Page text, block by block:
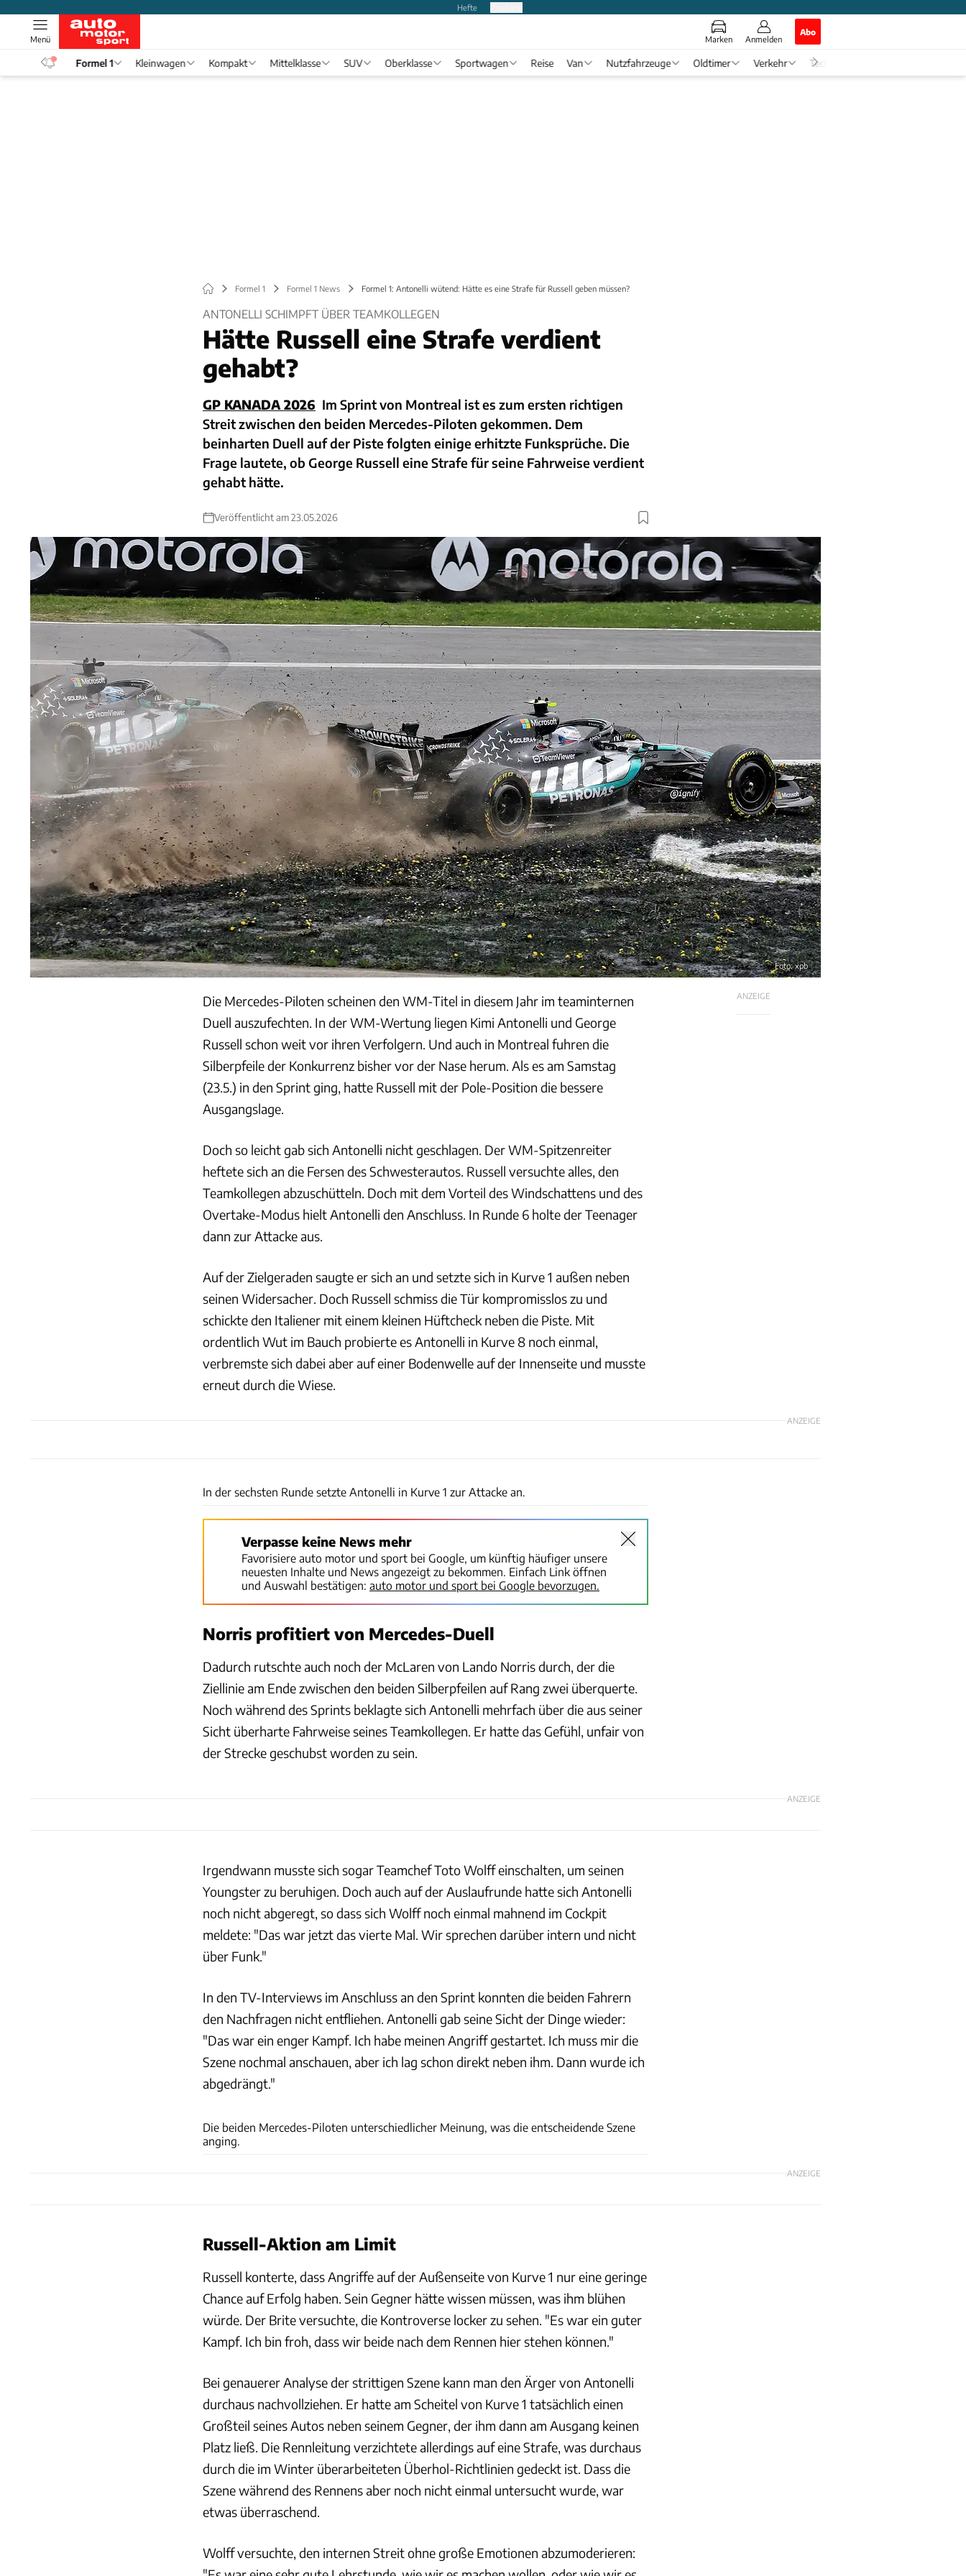
Hefte
Marken Anmelden
Abo
Menü
Formel 1 Kleinwagen Kompakt Mittelklasse SUV Oberklasse Sportwagen Reise Van Nutzfahrzeuge Oldtimer Verkehr Tech & Zukunft
Formel 1 Formel 1 News Formel 1: Antonelli wütend: Hätte es eine Strafe für Russell geben müssen?
ANTONELLI SCHIMPFT ÜBER TEAMKOLLEGEN
Hätte Russell eine Strafe verdient
gehabt?
GP KANADA 2026 Im Sprint von Montreal ist es zum ersten richtigen
Streit zwischen den beiden Mercedes-Piloten gekommen. Dem
beinharten Duell auf der Piste folgten einige erhitzte Funksprüche. Die
Frage lautete, ob George Russell eine Strafe für seine Fahrweise verdient
gehabt hätte.
Veröffentlicht am 23.05.2026
Foto: xpb
ANZEIGE
Die Mercedes-Piloten scheinen den WM-Titel in diesem Jahr im teaminternen
Duell auszufechten. In der WM-Wertung liegen Kimi Antonelli und George
Russell schon weit vor ihren Verfolgern. Und auch in Montreal fuhren die
Silberpfeile der Konkurrenz bisher vor der Nase herum. Als es am Samstag
(23.5.) in den Sprint ging, hatte Russell mit der Pole-Position die bessere
Ausgangslage.
Doch so leicht gab sich Antonelli nicht geschlagen. Der WM-Spitzenreiter
heftete sich an die Fersen des Schwesterautos. Russell versuchte alles, den
Teamkollegen abzuschütteln. Doch mit dem Vorteil des Windschattens und des
Overtake-Modus hielt Antonelli den Anschluss. In Runde 6 holte der Teenager
dann zur Attacke aus.
Auf der Zielgeraden saugte er sich an und setzte sich in Kurve 1 außen neben
seinen Widersacher. Doch Russell schmiss die Tür kompromisslos zu und
schickte den Italiener mit einem kleinen Hüftcheck neben die Piste. Mit
ordentlich Wut im Bauch probierte es Antonelli in Kurve 8 noch einmal,
verbremste sich dabei aber auf einer Bodenwelle auf der Innenseite und musste
erneut durch die Wiese.
ANZEIGE
In der sechsten Runde setzte Antonelli in Kurve 1 zur Attacke an.
Verpasse keine News mehr
Favorisiere auto motor und sport bei Google, um künftig häufiger unsere
neuesten Inhalte und News angezeigt zu bekommen. Einfach Link öffnen
und Auswahl bestätigen: auto motor und sport bei Google bevorzugen.
Norris profitiert von Mercedes-Duell
Dadurch rutschte auch noch der McLaren von Lando Norris durch, der die
Ziellinie am Ende zwischen den beiden Silberpfeilen auf Rang zwei überquerte.
Noch während des Sprints beklagte sich Antonelli mehrfach über die aus seiner
Sicht überharte Fahrweise seines Teamkollegen. Er hatte das Gefühl, unfair von
der Strecke geschubst worden zu sein.
ANZEIGE
Irgendwann musste sich sogar Teamchef Toto Wolff einschalten, um seinen
Youngster zu beruhigen. Doch auch auf der Auslaufrunde hatte sich Antonelli
noch nicht abgeregt, so dass sich Wolff noch einmal mahnend im Cockpit
meldete: "Das war jetzt das vierte Mal. Wir sprechen darüber intern und nicht
über Funk."
In den TV-Interviews im Anschluss an den Sprint konnten die beiden Fahrern
den Nachfragen nicht entfliehen. Antonelli gab seine Sicht der Dinge wieder:
"Das war ein enger Kampf. Ich habe meinen Angriff gestartet. Ich muss mir die
Szene nochmal anschauen, aber ich lag schon direkt neben ihm. Dann wurde ich
abgedrängt."
Die beiden Mercedes-Piloten unterschiedlicher Meinung, was die entscheidende Szene
anging.
ANZEIGE
Russell-Aktion am Limit
Russell konterte, dass Angriffe auf der Außenseite von Kurve 1 nur eine geringe
Chance auf Erfolg haben. Sein Gegner hätte wissen müssen, was ihm blühen
würde. Der Brite versuchte, die Kontroverse locker zu sehen. "Es war ein guter
Kampf. Ich bin froh, dass wir beide nach dem Rennen hier stehen können."
Bei genauerer Analyse der strittigen Szene kann man den Ärger von Antonelli
durchaus nachvollziehen. Er hatte am Scheitel von Kurve 1 tatsächlich einen
Großteil seines Autos neben seinem Gegner, der ihm dann am Ausgang keinen
Platz ließ. Die Rennleitung verzichtete allerdings auf eine Strafe, was durchaus
durch die im Winter überarbeiteten Überhol-Richtlinien gedeckt ist. Dass die
Szene während des Rennens aber noch nicht einmal untersucht wurde, war
etwas überraschend.
Wolff versuchte, den internen Streit ohne große Emotionen abzumoderieren: